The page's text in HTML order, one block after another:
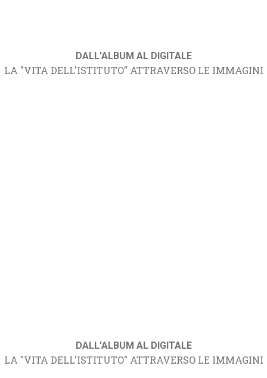
DALL'ALBUM AL DIGITALE
LA "VITA DELL'ISTITUTO" ATTRAVERSO LE IMMAGINI
DALL'ALBUM AL DIGITALE
LA "VITA DELL'ISTITUTO" ATTRAVERSO LE IMMAGINI